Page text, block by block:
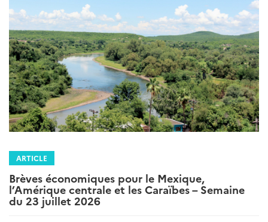
ARTICLE
Brèves économiques pour le Mexique,
l’Amérique centrale et les Caraïbes – Semaine
du 23 juillet 2026